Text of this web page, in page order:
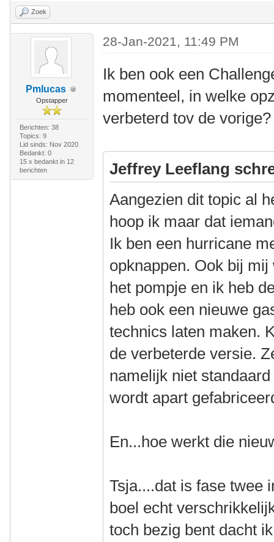
Zoek
Pmlucas
Opstapper
Berichten: 38
Topics: 9
Lid sinds: Nov 2020
Bedankt: 0
15 x bedankt in 12
berichten
28-Jan-2021, 11:49 PM
Ik ben ook een
momenteel, in welke
verbeterd tov de vorige?
Jeffrey Leeflang
Aangezien dit topic al
hoop ik maar dat
Ik ben een hurricane
opknappen. Ook bij
het pompje en ik heb
heb ook een nieuwe
technics laten maken.
de verbeterde versie.
namelijk niet
wordt apart
En...hoe werkt die
Tsja....dat is fase twee
boel echt
toch bezig bent dacht